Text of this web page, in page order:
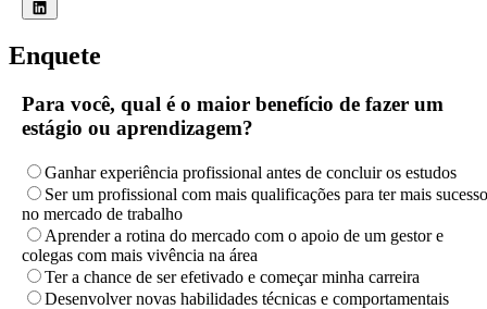
Enquete
Para você, qual é o maior benefício de fazer um
estágio ou aprendizagem?
Ganhar experiência profissional antes de concluir os estudos
Ser um profissional com mais qualificações para ter mais sucesso
no mercado de trabalho
Aprender a rotina do mercado com o apoio de um gestor e
colegas com mais vivência na área
Ter a chance de ser efetivado e começar minha carreira
Desenvolver novas habilidades técnicas e comportamentais